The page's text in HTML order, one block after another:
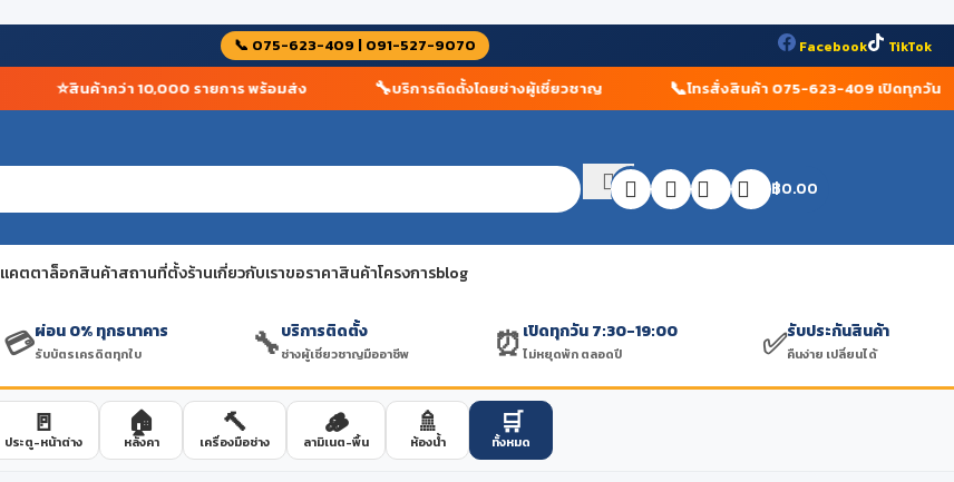
📞 075-623-409 | 091-527-9070 Facebook TikTok
สินค้ากว่า 10,000 รายการ พร้อมส่ง บริการติดตั้งโดยช่างผู้เชี่ยวชาญ โทรสั่งสินค้า 075-623-409 เปิดทุกวัน
฿0.00
แคตตาล็อกสินค้าสถานที่ตั้งร้านเกี่ยวกับเราขอราคาสินค้าโครงการblog
💳ผ่อน 0% ทุกธนาคาร
รับบัตรเครดิตทุกใบ 🔧บริการติดตั้ง
ช่างผู้เชี่ยวชาญมืออาชีพ ⏰เปิดทุกวัน 7:30-19:00
ไม่หยุดพัก ตลอดปี ✅รับประกันสินค้า
คืนง่าย เปลี่ยนได้
🚪
ประตู-หน้าต่าง
🏠
หลังคา
🔨
เครื่องมือช่าง
🪵
ลามิเนต-พื้น
🚿
ห้องน้ำ
🛒
ทั้งหมด